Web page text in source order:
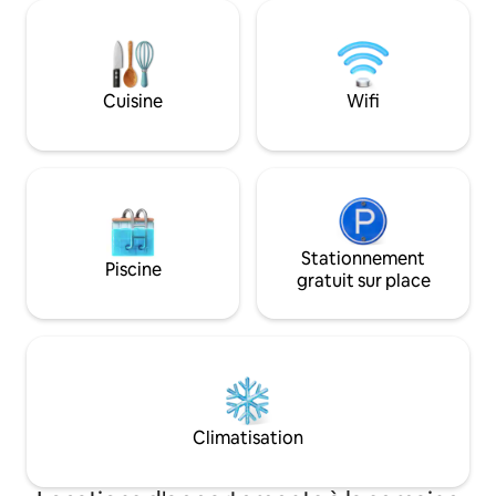
cuisine, d'une salle de bains et d'une salle
fonctionnent 24h/24.
Cuisine Wifi
Piscine
Stationnement
gratuit sur place
Climatisation